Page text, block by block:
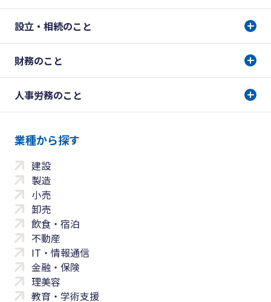
設立・相続のこと
財務のこと
人事労務のこと
業種から探す
建設
製造
小売
卸売
飲食・宿泊
不動産
IT・情報通信
金融・保険
理美容
教育・学術支援